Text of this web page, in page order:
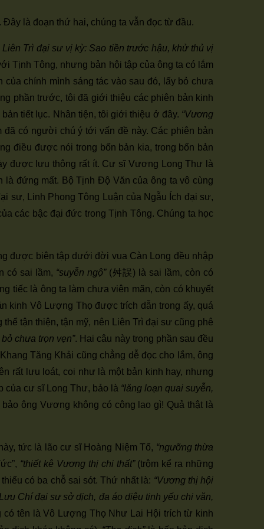
là đoạn thứ hai, chúng ta vẫn đọc từ đầu.
Trì đại sư vị kỳ: Sao tiền trước hậu, khử thủ vị
Tịnh Tông, nhưng bản hội tập của ông ta có lắm
chính mình sáng tác vào sau đó, lấy bỏ chưa
phần trước, tôi đã giới thiệu các phiên bản kinh
tiết lục. Nhân tiện, tôi giới thiệu ở đây. “Vương
có người chú ý tới vấn đề này. Các phiên bản
điều được nói trong bốn bản kia, trong bốn bản
được lưu thông rất ít. Cư sĩ Vương Long Thư là
đứng mất. Bộ Tịnh Độ Văn của ông ta vô cùng
sư, Linh Phong Tông Luận của Ngẫu Ích đại sư,
các bậc đại đức trong Tịnh Tông. Chúng ta học
biên tập dưới đời vua Càn Long đều nhập
có sai lầm, “suyễn ngộ”(舛誤) là sai lầm, còn có
tiếc là ông ta làm chưa viên mãn, còn có khuyết
kinh Vô Lượng Thọ được trích dẫn trong ấy, quá
tận thiện, tận mỹ, nên Liên Trì đại sư cũng phê
chưa trọn vẹn”. Hai câu này trong phần sau đều
Tăng Khải cũng chẳng dễ đọc cho lắm, ông
rất lưu loát, coi như là một bản kinh hay, nhưng
của cư sĩ Long Thư, bảo là “lăng loạn quai suyễn,
ông Vương không có công lao gì! Quả thật là
tức là lão cư sĩ Hoàng Niệm Tổ, “ngưỡng thừa
“thiết kê Vương thị chi thất”(trộm kể ra những
có ba chỗ sai sót. Thứ nhất là: “Vương thị hội
Chí đại sư sở dịch, đa áo diệu tinh yếu chi văn,
tên là Vô Lượng Thọ Như Lai Hội trích từ kinh